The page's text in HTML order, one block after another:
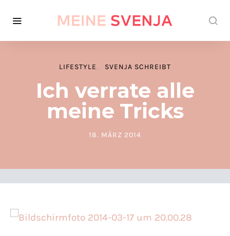
LIFESTYLE SVENJA SCHREIBT
Ich verrate alle
meine Tricks
POSTED ON
18. MÄRZ 2014